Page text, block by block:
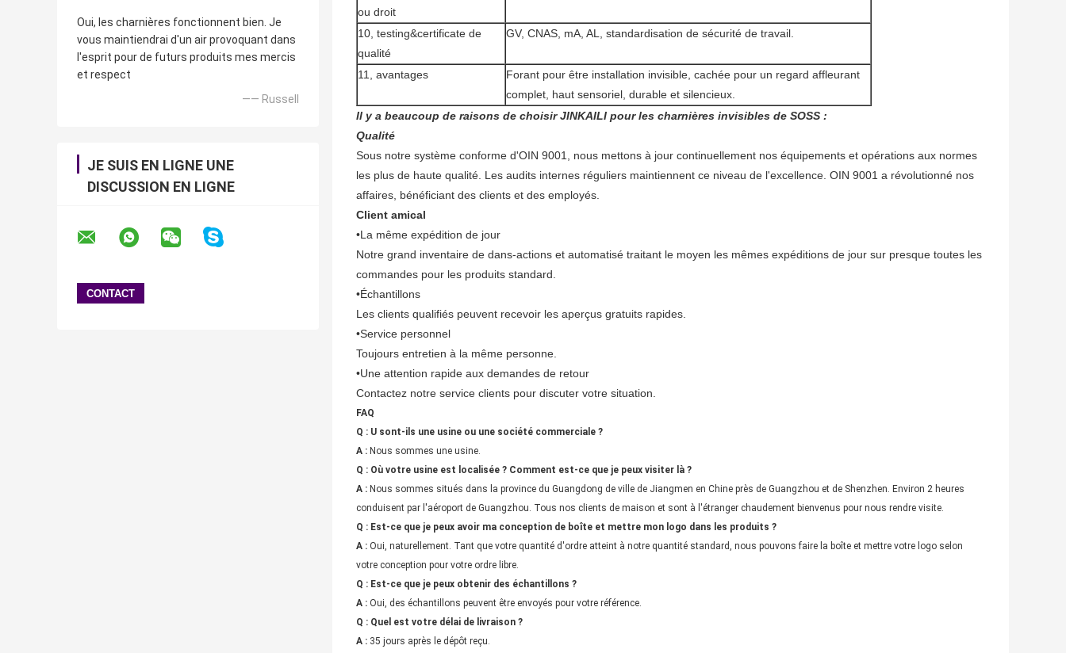
Oui, les charnières fonctionnent bien. Je
vous maintiendrai d'un air provoquant dans
l'esprit pour de futurs produits mes mercis
et respect
—— Russell
JE SUIS EN LIGNE UNE
DISCUSSION EN LIGNE
ou droit
10, testing&certificate de
qualité
GV, CNAS, mA, AL, standardisation de sécurité de travail.
11, avantages
Forant pour être installation invisible, cachée pour un regard affleurant
complet, haut sensoriel, durable et silencieux.
Il y a beaucoup de raisons de choisir JINKAILI pour les charnières invisibles de SOSS :
Qualité
Sous notre système conforme d'OIN 9001, nous mettons à jour continuellement nos équipements et opérations aux normes
les plus de haute qualité. Les audits internes réguliers maintiennent ce niveau de l'excellence. OIN 9001 a révolutionné nos
affaires, bénéficiant des clients et des employés.
Client amical
•La même expédition de jour
Notre grand inventaire de dans-actions et automatisé traitant le moyen les mêmes expéditions de jour sur presque toutes les
commandes pour les produits standard.
•Échantillons
Les clients qualifiés peuvent recevoir les aperçus gratuits rapides.
•Service personnel
Toujours entretien à la même personne.
•Une attention rapide aux demandes de retour
Contactez notre service clients pour discuter votre situation.
FAQ
Q : U sont-ils une usine ou une société commerciale ?
A : Nous sommes une usine.
Q : Où votre usine est localisée ? Comment est-ce que je peux visiter là ?
A : Nous sommes situés dans la province du Guangdong de ville de Jiangmen en Chine près de Guangzhou et de Shenzhen. Environ 2 heures
conduisent par l'aéroport de Guangzhou. Tous nos clients de maison et sont à l'étranger chaudement bienvenus pour nous rendre visite.
Q : Est-ce que je peux avoir ma conception de boîte et mettre mon logo dans les produits ?
A : Oui, naturellement. Tant que votre quantité d'ordre atteint à notre quantité standard, nous pouvons faire la boîte et mettre votre logo selon
votre conception pour votre ordre libre.
Q : Est-ce que je peux obtenir des échantillons ?
A : Oui, des échantillons peuvent être envoyés pour votre référence.
Q : Quel est votre délai de livraison ?
A : 35 jours après le dépôt reçu.